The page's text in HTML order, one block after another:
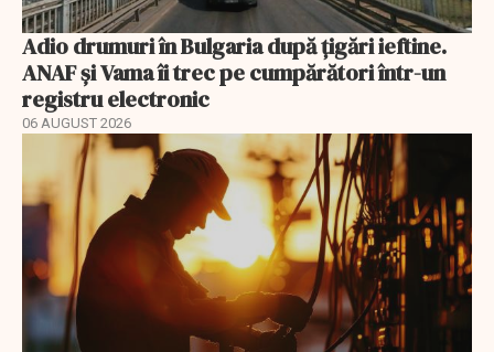
Adio drumuri în Bulgaria după țigări ieftine.
ANAF și Vama îi trec pe cumpărători într-un
registru electronic
06 AUGUST 2026